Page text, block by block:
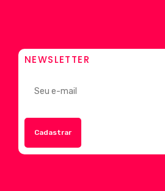
NEWSLETTER